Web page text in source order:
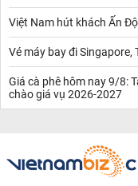
Việt Nam hút khách Ấn
Vé máy bay đi
Giá cà phê hôm nay 9/8:
chào giá vụ 2026-2027